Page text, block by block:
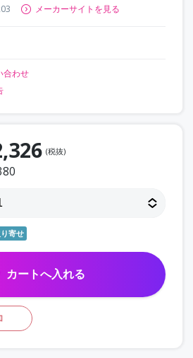
メーカーサイトを見る
合わせ
(税抜)
寄せ
カートへ入れる